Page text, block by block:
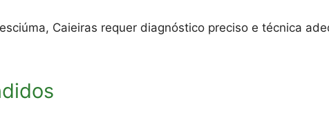
Caieiras requer diagnóstico preciso e técnica